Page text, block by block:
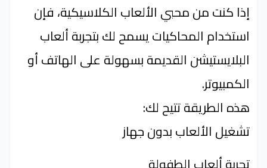
إذا كنت من محبي الألعاب الكلاسيكية، فإن
استخدام المحاكيات يسمح لك بتجربة ألعاب
البلايستيشن القديمة بسهولة على الهاتف أو
الكمبيوتر.
هذه الطريقة تتيح لك:
تشغيل الألعاب بدون جهاز